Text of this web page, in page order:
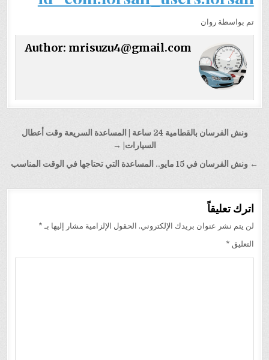
تم بواسطة روان
Author: mrisuzu4@gmail.com
تصفّح
ونش الفرسان بالقطامية 24 ساعة | المساعدة السريعة وقت أعطال
السيارات| →
← ونش الفرسان في 15 مايو.. المساعدة التي تحتاجها في الوقت المناسب
اترك تعليقاً
لن يتم نشر عنوان بريدك الإلكتروني. الحقول الإلزامية مشار إليها بـ *
التعليق *